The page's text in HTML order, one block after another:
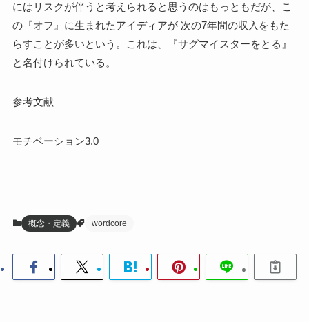
にはリスクが伴うと考えられると思うのはもっともだが、こ
の『オフ』に生まれたアイディアが 次の7年間の収入をもた
らすことが多いという。これは、『サグマイスターをとる』
と名付けられている。
参考文献
モチベーション3.0
概念・定義 wordcore